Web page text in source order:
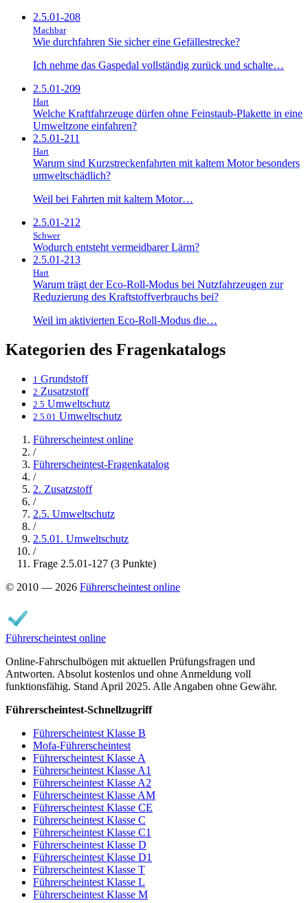
2.5.01-208
Machbar
Wie durchfahren Sie sicher eine Gefällestrecke?
Ich nehme das Gaspedal vollständig zurück und schalte…
2.5.01-209
Hart
Welche Kraftfahrzeuge dürfen ohne Feinstaub-Plakette in eine
Umweltzone einfahren?
2.5.01-211
Hart
Warum sind Kurzstreckenfahrten mit kaltem Motor besonders
umweltschädlich?
Weil bei Fahrten mit kaltem Motor…
2.5.01-212
Schwer
Wodurch entsteht vermeidbarer Lärm?
2.5.01-213
Hart
Warum trägt der Eco-Roll-Modus bei Nutzfahrzeugen zur
Reduzierung des Kraftstoffverbrauchs bei?
Weil im aktivierten Eco-Roll-Modus die…
Kategorien des Fragenkatalogs
1 Grundstoff
2 Zusatzstoff
2.5 Umweltschutz
2.5.01 Umweltschutz
Führerscheintest online
/
Führerscheintest-Fragenkatalog
/
2. Zusatzstoff
/
2.5. Umweltschutz
/
2.5.01. Umweltschutz
/
Frage 2.5.01-127 (3 Punkte)
© 2010 — 2026 Führerscheintest online
Führerscheintest online
Online-Fahrschulbögen mit aktuellen Prüfungsfragen und
Antworten. Absolut kostenlos und ohne Anmeldung voll
funktionsfähig. Stand April 2025. Alle Angaben ohne Gewähr.
Führerscheintest-Schnellzugriff
Führerscheintest Klasse B
Mofa-Führerscheintest
Führerscheintest Klasse A
Führerscheintest Klasse A1
Führerscheintest Klasse A2
Führerscheintest Klasse AM
Führerscheintest Klasse CE
Führerscheintest Klasse C
Führerscheintest Klasse C1
Führerscheintest Klasse D
Führerscheintest Klasse D1
Führerscheintest Klasse T
Führerscheintest Klasse L
Führerscheintest Klasse M